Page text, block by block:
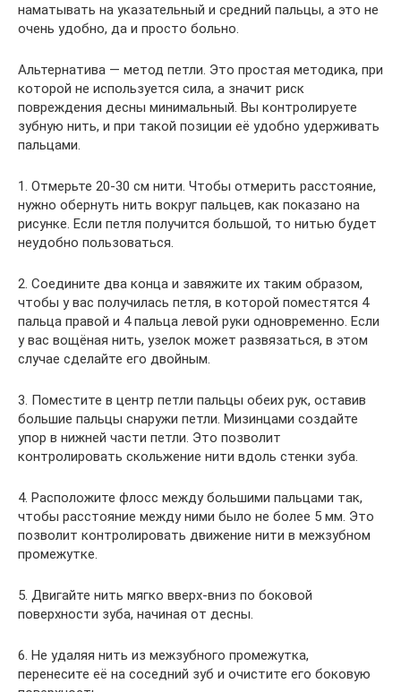
наматывать на указательный и средний пальцы, а это не
очень удобно, да и просто больно.
Альтернатива — метод петли. Это простая методика, при
которой не используется сила, а значит риск
повреждения десны минимальный. Вы контролируете
зубную нить, и при такой позиции её удобно удерживать
пальцами.
1. Отмерьте 20-30 см нити. Чтобы отмерить расстояние,
нужно обернуть нить вокруг пальцев, как показано на
рисунке. Если петля получится большой, то нитью будет
неудобно пользоваться.
2. Соедините два конца и завяжите их таким образом,
чтобы у вас получилась петля, в которой поместятся 4
пальца правой и 4 пальца левой руки одновременно. Если
у вас вощёная нить, узелок может развязаться, в этом
случае сделайте его двойным.
3. Поместите в центр петли пальцы обеих рук, оставив
большие пальцы снаружи петли. Мизинцами создайте
упор в нижней части петли. Это позволит
контролировать скольжение нити вдоль стенки зуба.
4. Расположите флосс между большими пальцами так,
чтобы расстояние между ними было не более 5 мм. Это
позволит контролировать движение нити в межзубном
промежутке.
5. Двигайте нить мягко вверх-вниз по боковой
поверхности зуба, начиная от десны.
6. Не удаляя нить из межзубного промежутка,
перенесите её на соседний зуб и очистите его боковую